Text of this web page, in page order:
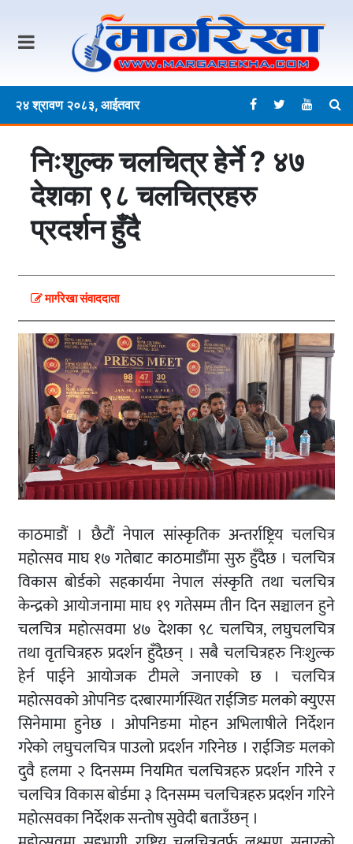
२४ श्रावण २०८३, आईतवार
निःशुल्क चलचित्र हेर्ने ? ४७
देशका ९८ चलचित्रहरु
प्रदर्शन हुँदै
मार्गरेखा संवाददाता
काठमाडौं । छैटौं नेपाल सांस्कृतिक अन्तर्राष्ट्रिय चलचित्र
महोत्सव माघ १७ गतेबाट काठमाडौँमा सुरु हुँदैछ । चलचित्र
विकास बोर्डको सहकार्यमा नेपाल संस्कृति तथा चलचित्र
केन्द्रको आयोजनामा माघ १९ गतेसम्म तीन दिन सञ्चालन हुने
चलचित्र महोत्सवमा ४७ देशका ९८ चलचित्र, लघुचलचित्र
तथा वृतचित्रहरु प्रदर्शन हुँदैछन् । सबै चलचित्रहरु निःशुल्क
हेर्न पाईने आयोजक टीमले जनाएको छ । चलचित्र
महोत्सवको ओपनिङ दरबारमार्गस्थित राईजिङ मलको क्युएस
सिनेमामा हुनेछ । ओपनिङमा मोहन अभिलाषीले निर्देशन
गरेको लघुचलचित्र पाउलो प्रदर्शन गरिनेछ । राईजिङ मलको
दुवै हलमा २ दिनसम्म नियमित चलचित्रहरु प्रदर्शन गरिने र
चलचित्र विकास बोर्डमा ३ दिनसम्म चलचित्रहरु प्रदर्शन गरिने
महोत्सवका निर्देशक सन्तोष सुवेदी बताउँछन् ।